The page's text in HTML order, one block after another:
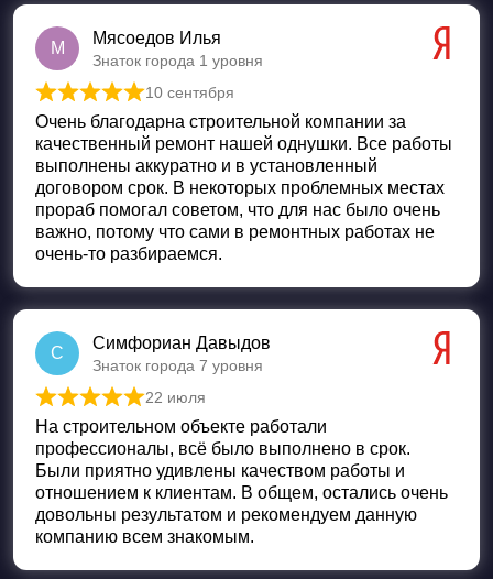
М
Мясоедов Илья
Знаток города 1 уровня
Оценка5 из 5
10 сентября
Очень благодарна строительной компании за
качественный ремонт нашей однушки. Все работы
выполнены аккуратно и в установленный
договором срок. В некоторых проблемных местах
прораб помогал советом, что для нас было очень
важно, потому что сами в ремонтных работах не
очень-то разбираемся.
С
Симфориан Давыдов
Знаток города 7 уровня
Оценка5 из 5
22 июля
На строительном объекте работали
профессионалы, всё было выполнено в срок.
Были приятно удивлены качеством работы и
отношением к клиентам. В общем, остались очень
довольны результатом и рекомендуем данную
компанию всем знакомым.